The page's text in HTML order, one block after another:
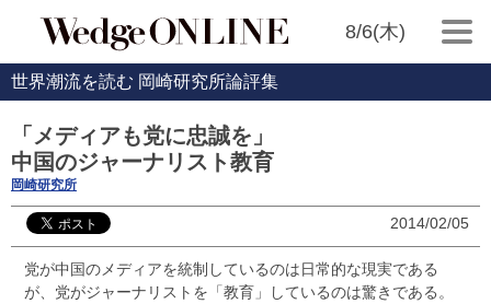
8/6(木)
世界潮流を読む 岡崎研究所論評集
「メディアも党に忠誠を」
中国のジャーナリスト教育
岡崎研究所
2014/02/05
党が中国のメディアを統制しているのは日常的な現実である
が、党がジャーナリストを「教育」しているのは驚きである。